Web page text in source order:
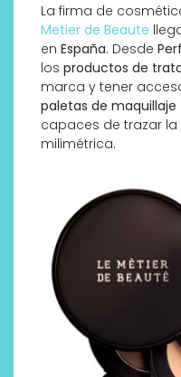
La firma de
Metier de Beaute
en España. Desde
los productos de
marca y tener
paletas de maquillaje
capaces de trazar
milimétrica.